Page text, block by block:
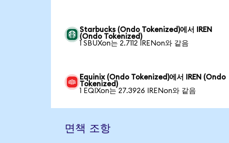
Starbucks (Ondo Tokenized)에서 IREN
(Ondo Tokenized)
1 SBUXon는 2.7112 IRENon와 같음
Equinix (Ondo Tokenized)에서 IREN (Ondo
Tokenized)
1 EQIXon는 27.3926 IRENon와 같음
면책 조항